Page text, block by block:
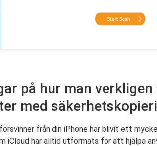
på hur man
med
från din iPhone har blivit ett
iCloud har alltid utformats för att hjälpa